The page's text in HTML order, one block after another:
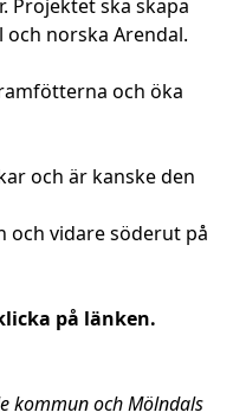
Projektet ska skapa
norska Arendal.
och öka
och är kanske den
och vidare söderut på
på länken.
kommun och Mölndals